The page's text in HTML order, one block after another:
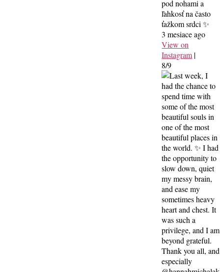
pod nohami a
ľahkosť na často
ťažkom srdci ✨
3 mesiace ago
View on
Instagram |
8/9